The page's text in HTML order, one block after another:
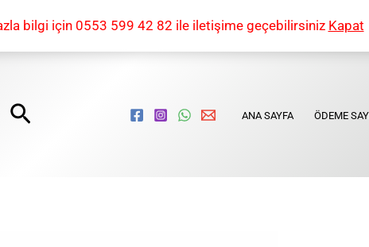
bilgi için 0553 599 42 82 ile iletişime geçebilirsiniz Kapat
Arama ANA SAYFA ÖDEME